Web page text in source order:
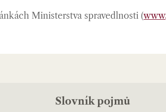
Ministerstva spravedlnosti (
Slovník pojmů